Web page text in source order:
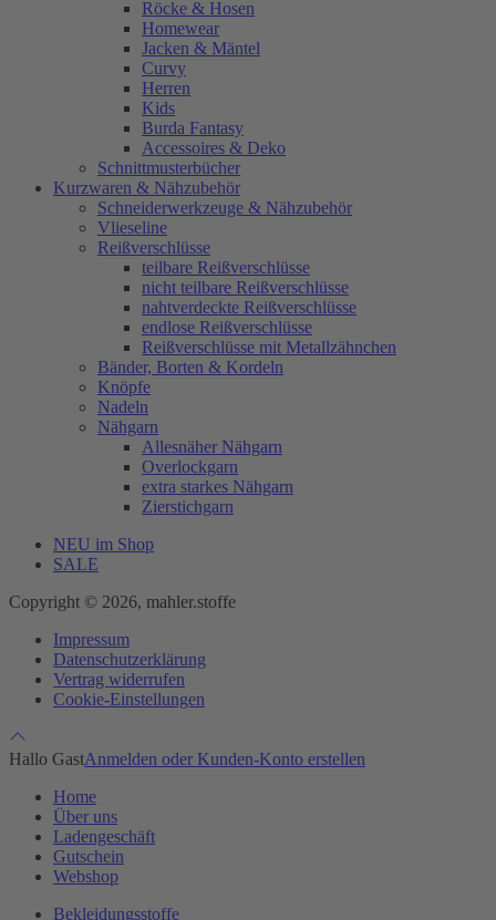
Röcke & Hosen
Homewear
Jacken & Mäntel
Curvy
Herren
Kids
Burda Fantasy
Accessoires & Deko
Schnittmusterbücher
Kurzwaren & Nähzubehör
Schneiderwerkzeuge & Nähzubehör
Vlieseline
Reißverschlüsse
teilbare Reißverschlüsse
nicht teilbare Reißverschlüsse
nahtverdeckte Reißverschlüsse
endlose Reißverschlüsse
Reißverschlüsse mit Metallzähnchen
Bänder, Borten & Kordeln
Knöpfe
Nadeln
Nähgarn
Allesnäher Nähgarn
Overlockgarn
extra starkes Nähgarn
Zierstichgarn
NEU im Shop
SALE
Copyright © 2026, mahler.stoffe
Impressum
Datenschutzerklärung
Vertrag widerrufen
Cookie-Einstellungen
Hallo GastAnmelden oder Kunden-Konto erstellen
Home
Über uns
Ladengeschäft
Gutschein
Webshop
Bekleidungsstoffe